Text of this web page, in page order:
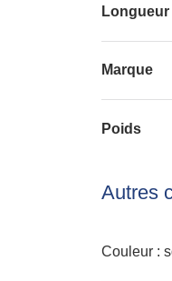
Longueur
Marque
Poids
Autres
Couleur :